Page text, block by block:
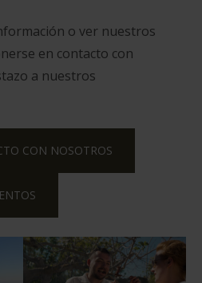
o ver nuestros
en contacto con
a nuestros
CON NOSOTROS